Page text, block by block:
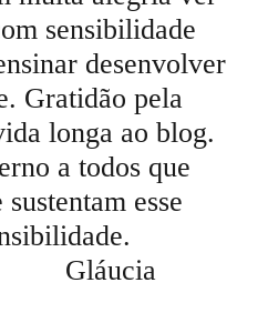
sensibilidade
desenvolver
Gratidão pela
longa ao blog.
a todos que
esse